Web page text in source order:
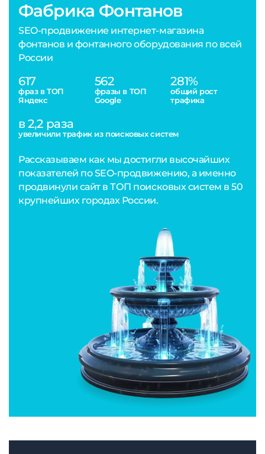
Фабрика Фонтанов
SEO-продвижение интернет-магазина
фонтанов и фонтанного оборудования по всей
России
617
фраз в ТОП
Яндекс
562
фразы в ТОП
Google
281%
общий рост
трафика
в 2,2 раза
увеличили трафик из поисковых систем
Рассказываем как мы достигли высочайших
показателей по SEO-продвижению, а именно
продвинули сайт в ТОП поисковых систем в 50
крупнейших городах России.